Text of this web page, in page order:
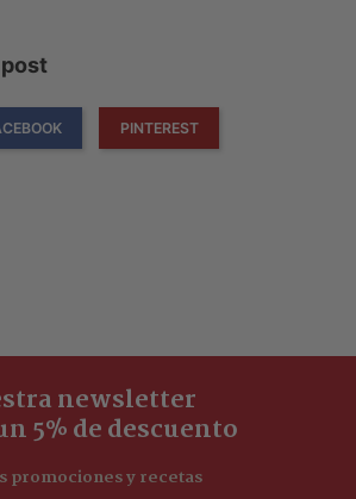
PINTEREST
newsletter
5% de descuento
promociones y recetas